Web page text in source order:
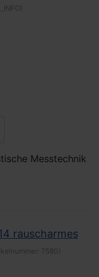
)
Messtechnik
rauscharmes
7580 )